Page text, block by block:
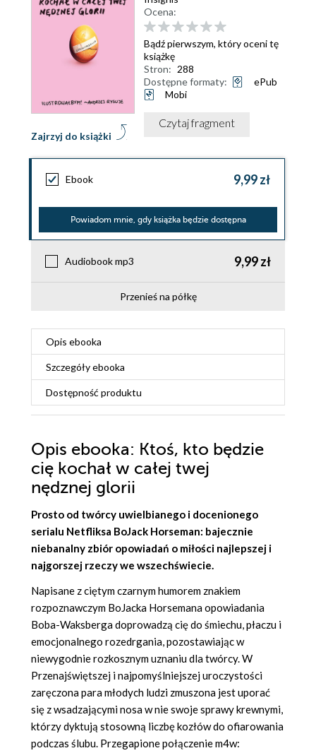
Zajrzyj do książki
Ocena:
Bądź pierwszym, który oceni tę
książkę
Stron: 288
Dostępne formaty:
ePub
Mobi
Czytaj fragment
Ebook 9,99 zł
Powiadom mnie, gdy książka będzie dostępna
Audiobook mp3 9,99 zł
Przenieś na półkę
Opis ebooka
Szczegółyebooka
Dostępność produktu
Opis ebooka: Ktoś, kto będzie
cię kochał w całej twej
nędznej glorii
Prosto od twórcy uwielbianego i docenionego
serialu Netfliksa BoJack Horseman: bajecznie
niebanalny zbiór opowiadań o miłości najlepszej i
najgorszej rzeczy we wszechświecie.
Napisane z ciętym czarnym humorem znakiem
rozpoznawczym BoJacka Horsemana opowiadania
Boba-Waksberga doprowadzą cię do śmiechu, płaczu i
emocjonalnego rozedrgania, pozostawiając w
niewygodnie rozkosznym uznaniu dla twórcy. W
Przenajświętszej i najpomyślniejszej uroczystości
zaręczona para młodych ludzi zmuszona jest uporać
się z wsadzającymi nosa w nie swoje sprawy krewnymi,
którzy dyktują stosowną liczbę kozłów do ofiarowania
podczas ślubu. Przegapione połączenie m4w: